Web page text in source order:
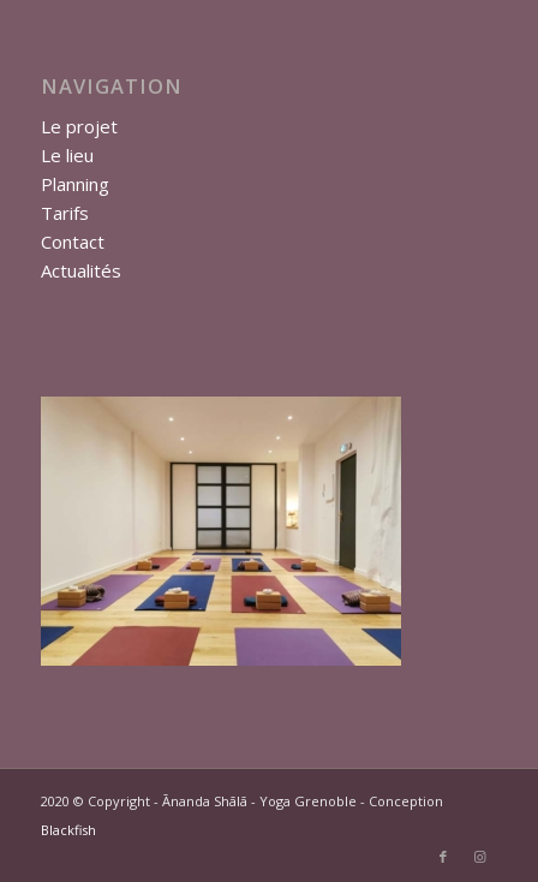
NAVIGATION
Le projet
Le lieu
Planning
Tarifs
Contact
Actualités
2020 © Copyright - Ānanda Shālā - Yoga Grenoble - Conception
Blackfish